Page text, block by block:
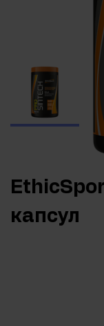
капсул